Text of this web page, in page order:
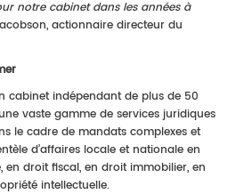
notre cabinet dans les années à
actionnaire directeur du
cabinet indépendant de plus de 50
vaste gamme de services juridiques
le cadre de mandats complexes et
d’affaires locale et nationale en
en droit fiscal, en droit immobilier, en
intellectuelle.